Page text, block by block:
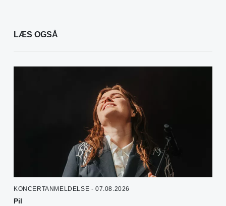
LÆS OGSÅ
KONCERTANMELDELSE - 07.08.2026
Pil